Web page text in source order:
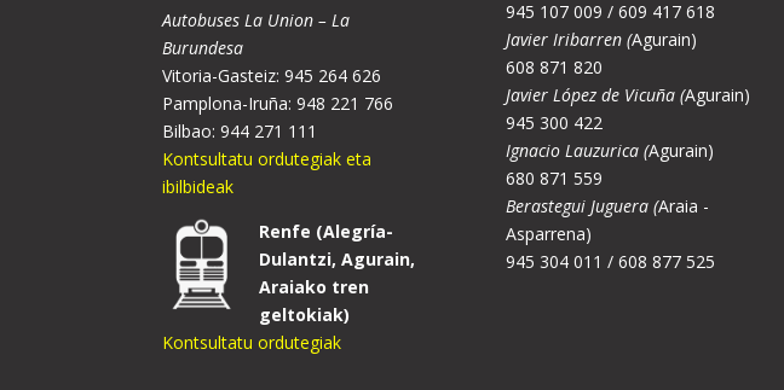
Autobuses La Union – La
Burundesa
Vitoria-Gasteiz: 945 264 626
Pamplona-Iruña: 948 221 766
Bilbao: 944 271 111
Kontsultatu ordutegiak eta
ibilbideak
Renfe (Alegría-
Dulantzi, Agurain,
Araiako tren
geltokiak)
Kontsultatu ordutegiak
945 107 009 / 609 417 618
Javier Iribarren (Agurain)
608 871 820
Javier López de Vicuña (Agurain)
945 300 422
Ignacio Lauzurica (Agurain)
680 871 559
Berastegui Juguera (Araia -
Asparrena)
945 304 011 / 608 877 525